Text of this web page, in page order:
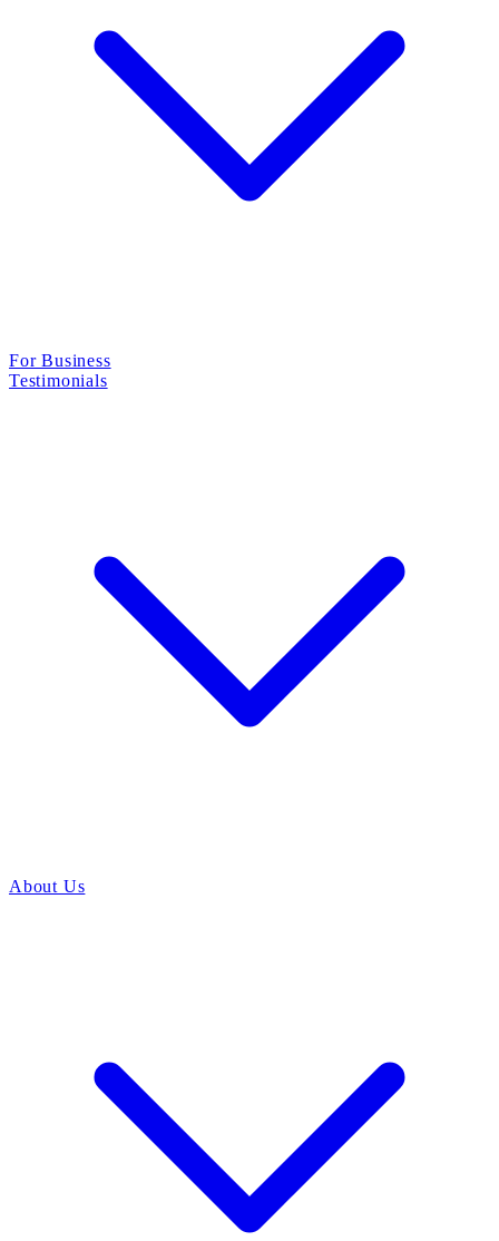
For Business
Testimonials
About Us